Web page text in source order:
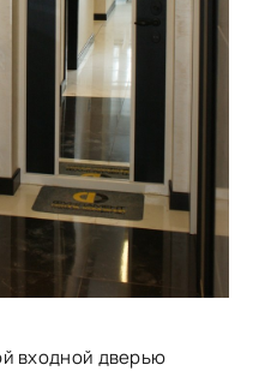
входной дверью